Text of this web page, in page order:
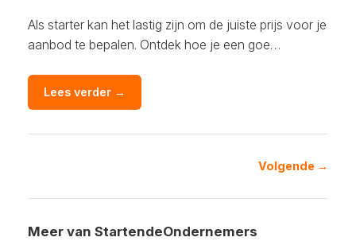
Als starter kan het lastig zijn om de juiste prijs voor je
aanbod te bepalen. Ontdek hoe je een goe…
Lees verder →
Volgende →
Meer van StartendeOndernemers